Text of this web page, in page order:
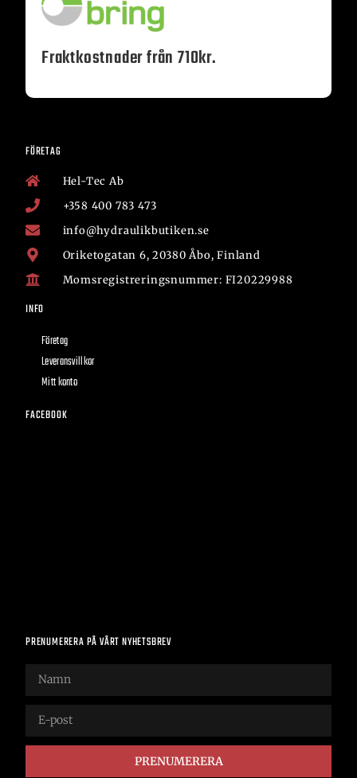
Fraktkostnader från 710kr.
FÖRETAG
Hel-Tec Ab
+358 400 783 473
info@hydraulikbutiken.se
Oriketogatan 6, 20380 Åbo, Finland
Momsregistreringsnummer: FI20229988
INFO
Företag
Leveransvillkor
Mitt konto
FACEBOOK
PRENUMERERA PÅ VÅRT NYHETSBREV
PRENUMERERA